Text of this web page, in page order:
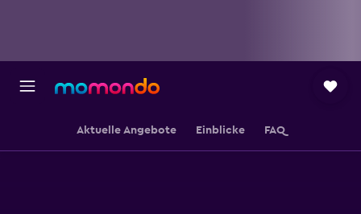
Aktuelle Angebote Einblicke FAQ